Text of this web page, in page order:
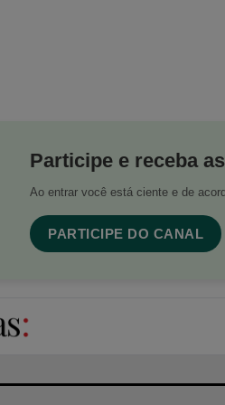
Participe e receba
Ao entrar você está ciente e de
PARTICIPE DO CANAL